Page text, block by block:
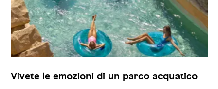
Vivete le emozioni di un parco acquatico